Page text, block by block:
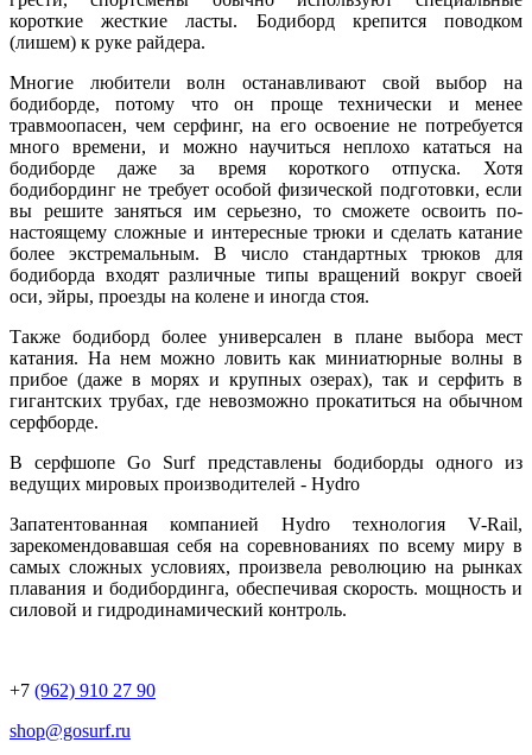
короткие жесткие ласты. Бодиборд крепится поводком
(лишем) к руке райдера.
Многие любители волн останавливают свой выбор на
бодиборде, потому что он проще технически и менее
травмоопасен, чем серфинг, на его освоение не потребуется
много времени, и можно научиться неплохо кататься на
бодиборде даже за время короткого отпуска. Хотя
бодибординг не требует особой физической подготовки, если
вы решите заняться им серьезно, то сможете освоить по-
настоящему сложные и интересные трюки и сделать катание
более экстремальным. В число стандартных трюков для
бодиборда входят различные типы вращений вокруг своей
оси, эйры, проезды на колене и иногда стоя.
Также бодиборд более универсален в плане выбора мест
катания. На нем можно ловить как миниатюрные волны в
прибое (даже в морях и крупных озерах), так и серфить в
гигантских трубах, где невозможно прокатиться на обычном
серфборде.
В серфшопе Go Surf представлены бодиборды одного из
ведущих мировых производителей - Hydro
Запатентованная компанией Hydro технология V-Rail,
зарекомендовавшая себя на соревнованиях по всему миру в
самых сложных условиях, произвела революцию на рынках
плавания и бодибординга, обеспечивая скорость. мощность и
силовой и гидродинамический контроль.
+7 (962) 910 27 90
shop@gosurf.ru